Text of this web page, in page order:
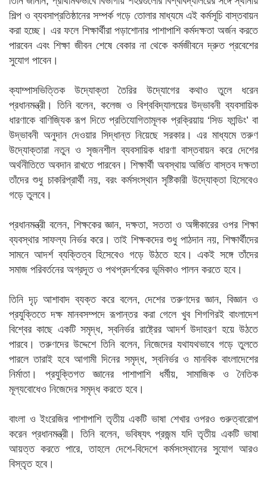
শিল্প ও ব্যবসাপ্রতিষ্ঠানের সম্পর্ক গড়ে তোলার মাধ্যমে এই কর্মসূচি বাস্তবায়ন
করা হচ্ছে। এর ফলে শিক্ষার্থীরা পড়াশোনার পাশাপাশি কর্মদক্ষতা অর্জন করতে
পারবেন এবং শিক্ষা জীবন শেষে বেকার না থেকে কর্মজীবনে দ্রুত প্রবেশের
সুযোগ পাবেন।
ক্যাম্পাসভিত্তিক উদ্যোক্তা তৈরির উদ্যোগের কথাও তুলে ধরেন
প্রধানমন্ত্রী। তিনি বলেন, কলেজ ও বিশ্ববিদ্যালয়ের উদ্ভাবনী ব্যবসায়িক
ধারণাকে বাণিজ্যিক রূপ দিতে প্রতিযোগিতামূলক প্রক্রিয়ায় ‘সিড ফান্ডিং’ বা
উদ্ভাবনী অনুদান দেওয়ার সিদ্ধান্ত নিয়েছে সরকার। এর মাধ্যমে তরুণ
উদ্যোক্তারা নতুন ও সৃজনশীল ব্যবসায়িক ধারণা বাস্তবায়ন করে দেশের
অর্থনীতিতে অবদান রাখতে পারবেন। শিক্ষার্থী অবস্থায় অর্জিত বাস্তব দক্ষতা
তাঁদের শুধু চাকরিপ্রার্থী নয়, বরং কর্মসংস্থান সৃষ্টিকারী উদ্যোক্তা হিসেবেও
গড়ে তুলবে।
প্রধানমন্ত্রী বলেন, শিক্ষকের জ্ঞান, দক্ষতা, সততা ও অঙ্গীকারের ওপর শিক্ষা
ব্যবস্থার সাফল্য নির্ভর করে। তাই শিক্ষকদের শুধু পাঠদান নয়, শিক্ষার্থীদের
সামনে আদর্শ ব্যক্তিত্ব হিসেবেও গড়ে উঠতে হবে। একই সঙ্গে তাঁদের
সমাজ পরিবর্তনের অগ্রদূত ও পথপ্রদর্শকের ভূমিকাও পালন করতে হবে।
তিনি দৃঢ় আশাবাদ ব্যক্ত করে বলেন, দেশের তরুণদের জ্ঞান, বিজ্ঞান ও
প্রযুক্তিতে দক্ষ মানবসম্পদে রূপান্তর করা গেলে খুব শিগগিরই বাংলাদেশ
বিশ্বের কাছে একটি সমৃদ্ধ, স্বনির্ভর রাষ্ট্রের আদর্শ উদাহরণ হয়ে উঠতে
পারবে। তরুণদের উদ্দেশে তিনি বলেন, নিজেদের যথাযথভাবে গড়ে তুলতে
পারলে তারাই হবে আগামী দিনের সমৃদ্ধ, স্বনির্ভর ও মানবিক বাংলাদেশের
নির্মাতা। প্রযুক্তিগত জ্ঞানের পাশাপাশি ধর্মীয়, সামাজিক ও নৈতিক
মূল্যবোধেও নিজেদের সমৃদ্ধ করতে হবে।
বাংলা ও ইংরেজির পাশাপাশি তৃতীয় একটি ভাষা শেখার ওপরও গুরুত্বারোপ
করেন প্রধানমন্ত্রী। তিনি বলেন, ভবিষ্যৎ প্রজন্ম যদি তৃতীয় একটি ভাষা
আয়ত্ত করতে পারে, তাহলে দেশে-বিদেশে কর্মসংস্থানের সুযোগ আরও
বিস্তৃত হবে।